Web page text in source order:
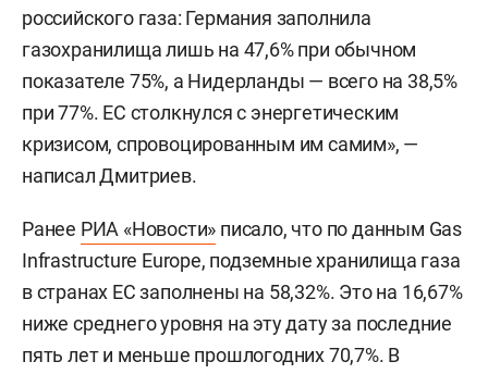
российского газа: Германия заполнила
газохранилища лишь на 47,6% при обычном
показателе 75%, а Нидерланды — всего на 38,5%
при 77%. ЕС столкнулся с энергетическим
кризисом, спровоцированным им самим», —
написал Дмитриев.
Ранее РИА «Новости» писало, что по данным Gas
Infrastructure Europe, подземные хранилища газа
в странах ЕС заполнены на 58,32%. Это на 16,67%
ниже среднего уровня на эту дату за последние
пять лет и меньше прошлогодних 70,7%. В